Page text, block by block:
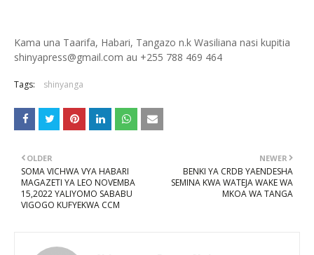
Kama una Taarifa, Habari, Tangazo n.k Wasiliana nasi kupitia
shinyapress@gmail.com au +255 788 469 464
Tags: shinyanga
NEWER
BENKI YA CRDB YAENDESHA
SEMINA KWA WATEJA WAKE WA
MKOA WA TANGA
OLDER
SOMA VICHWA VYA HABARI
MAGAZETI YA LEO NOVEMBA
15,2022 YALIYOMO SABABU
VIGOGO KUFYEKWA CCM